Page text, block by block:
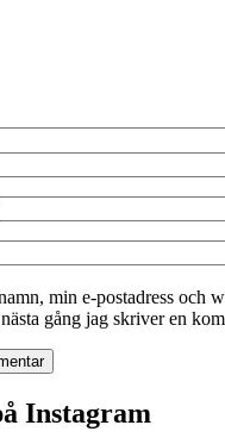
min e-postadress och
gång jag skriver en
Instagram